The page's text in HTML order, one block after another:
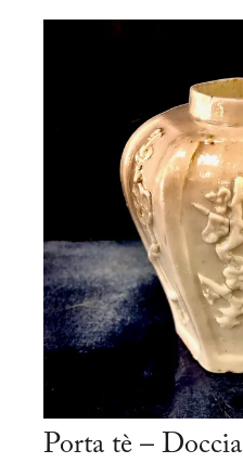
Porta tè – Doccia